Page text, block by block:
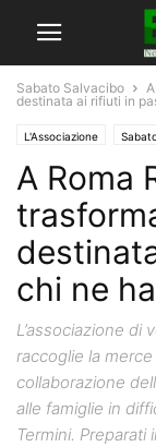
Sabato Salvacibo
destinata ai rifiuti in
L'Associazione
A Roma
chi ne
L’associazione di
raccoglie la
collaborazione
alle famiglie in
Termini. Preparati